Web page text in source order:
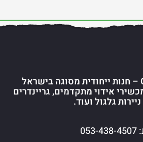
CannaHouse – חנות ייחודית מסוגה בישראל
אידוי מתקדמים, גריינדרים
ניירות גלגול ועוד.